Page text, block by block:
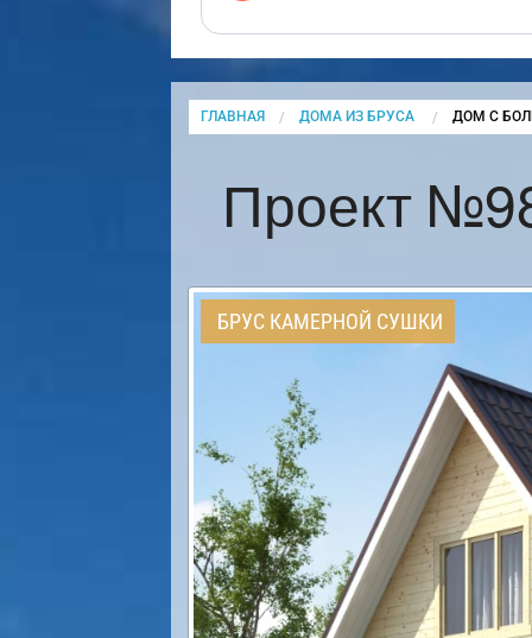
ГЛАВНАЯ ДОМА ИЗ БРУСА CURRENT:
ДОМ С
Проект
БРУС КАМЕРНОЙ СУШКИ